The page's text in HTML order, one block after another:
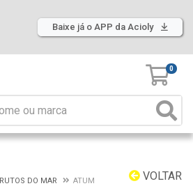
Baixe já o APP da Acioly
0
VOLTAR
DO MAR ATUM